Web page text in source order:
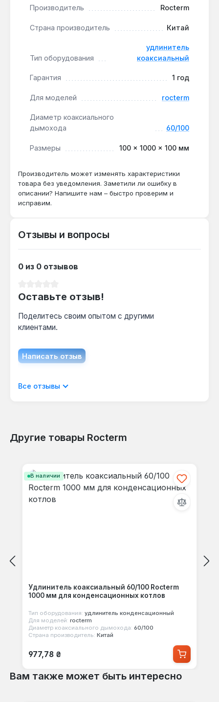
мм.
фиксация хомутом обеспечивает герметичное
труб.
Применяется при переносе котла, когда штатной
оптимизации вывода канала через стену.
Алюминиевая конструкция устойчива к коррозии и
высоким температурам. Производство — Китай.
Производитель Rocterm
Страна производитель Китай
Тип оборудования
удлинитель
коаксиальный
Гарантия 1 год
Для моделей rocterm
Диаметр коаксиального
дымохода
60/100
Размеры 100 × 1000 × 100 мм
Производитель может изменять характеристики
товара без уведомления. Заметили ли ошибку в
описании? Напишите нам – быстро проверим и
исправим.
Отзывы и вопросы
0 из 0 отзывов
Оставьте отзыв!
Поделитесь своим опытом с другими
клиентами.
Написать отзыв
Отображать отзывы только на текущем
Все отзывы
Другие товары Rocterm
В наличии
Удлинитель коаксиальный 60/100 Rocterm
1000 мм для конденсационных котлов
Тип оборудования: удлинитель конденсационный
Для моделей: rocterm
Диаметр коаксиального дымохода: 60/100
Страна производитель: Китай
Обычная цена:
977,78 ₴
Вам также может быть интересно